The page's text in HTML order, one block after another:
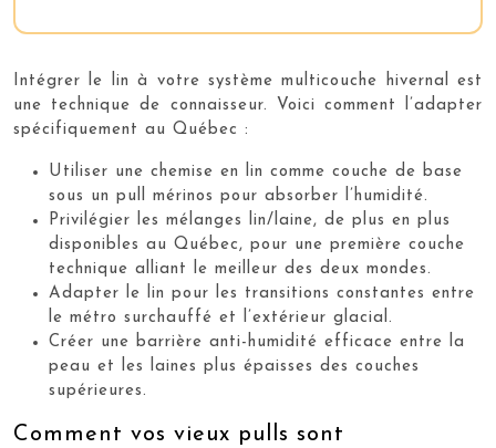
Intégrer le lin à votre système multicouche hivernal est
une technique de connaisseur. Voici comment l’adapter
spécifiquement au Québec :
Utiliser une chemise en lin comme couche de base
sous un pull mérinos pour absorber l’humidité.
Privilégier les mélanges lin/laine, de plus en plus
disponibles au Québec, pour une première couche
technique alliant le meilleur des deux mondes.
Adapter le lin pour les transitions constantes entre
le métro surchauffé et l’extérieur glacial.
Créer une barrière anti-humidité efficace entre la
peau et les laines plus épaisses des couches
supérieures.
Comment vos vieux pulls sont